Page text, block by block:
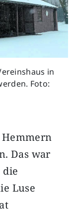
in
Foto:
Next
Das war
Luse